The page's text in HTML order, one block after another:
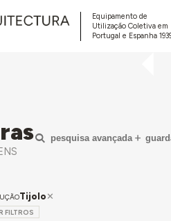
Equipamento de
Utilização Coletiva em
Portugal e Espanha
pesquisa avançada
Tijolo
FILTROS